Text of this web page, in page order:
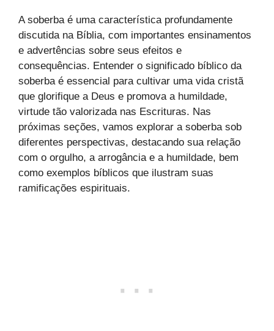
A soberba é uma característica profundamente
discutida na Bíblia, com importantes ensinamentos
e advertências sobre seus efeitos e
consequências. Entender o significado bíblico da
soberba é essencial para cultivar uma vida cristã
que glorifique a Deus e promova a humildade,
virtude tão valorizada nas Escrituras. Nas
próximas seções, vamos explorar a soberba sob
diferentes perspectivas, destacando sua relação
com o orgulho, a arrogância e a humildade, bem
como exemplos bíblicos que ilustram suas
ramificações espirituais.